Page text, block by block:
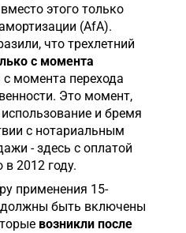
этого только
(AfA).
что трехлетний
с момента
с момента перехода
Это момент,
и бремя
с нотариальным
- здесь с оплатой
2012 году.
применения 15-
должны быть включены
возникли после